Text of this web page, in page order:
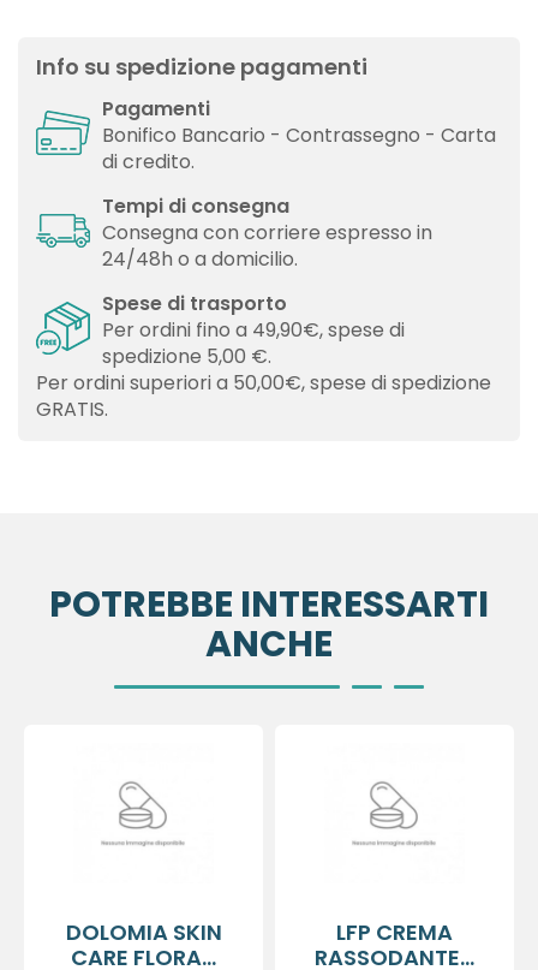
Info su spedizione pagamenti
Pagamenti
Bonifico Bancario - Contrassegno - Carta
di credito.
Tempi di consegna
Consegna con corriere espresso in
24/48h o a domicilio.
Spese di trasporto
Per ordini fino a 49,90€, spese di
spedizione 5,00 €.
Per ordini superiori a 50,00€, spese di spedizione
GRATIS.
POTREBBE INTERESSARTI
ANCHE
DOLOMIA SKIN
CARE FLORA...
LFP CREMA
RASSODANTE...